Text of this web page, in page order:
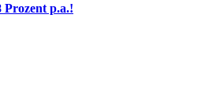
Prozent p.a.!